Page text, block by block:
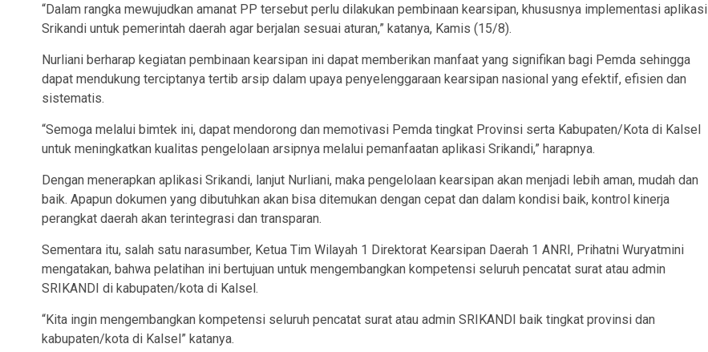
“Dalam rangka mewujudkan amanat PP tersebut perlu dilakukan pembinaan kearsipan, khususnya implementasi aplikasi
Srikandi untuk pemerintah daerah agar berjalan sesuai aturan,” katanya, Kamis (15/8).
Nurliani berharap kegiatan pembinaan kearsipan ini dapat memberikan manfaat yang signifikan bagi Pemda sehingga
dapat mendukung terciptanya tertib arsip dalam upaya penyelenggaraan kearsipan nasional yang efektif, efisien dan
sistematis.
“Semoga melalui bimtek ini, dapat mendorong dan memotivasi Pemda tingkat Provinsi serta Kabupaten/Kota di Kalsel
untuk meningkatkan kualitas pengelolaan arsipnya melalui pemanfaatan aplikasi Srikandi,” harapnya.
Dengan menerapkan aplikasi Srikandi, lanjut Nurliani, maka pengelolaan kearsipan akan menjadi lebih aman, mudah dan
baik. Apapun dokumen yang dibutuhkan akan bisa ditemukan dengan cepat dan dalam kondisi baik, kontrol kinerja
perangkat daerah akan terintegrasi dan transparan.
Sementara itu, salah satu narasumber, Ketua Tim Wilayah 1 Direktorat Kearsipan Daerah 1 ANRI, Prihatni Wuryatmini
mengatakan, bahwa pelatihan ini bertujuan untuk mengembangkan kompetensi seluruh pencatat surat atau admin
SRIKANDI di kabupaten/kota di Kalsel.
“Kita ingin mengembangkan kompetensi seluruh pencatat surat atau admin SRIKANDI baik tingkat provinsi dan
kabupaten/kota di Kalsel” katanya.